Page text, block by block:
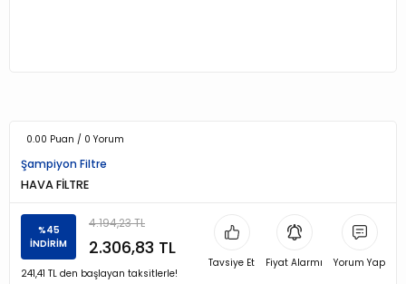
0.00 Puan / 0 Yorum
Şampiyon Filtre
HAVA FİLTRE
%45
İNDİRİM
4.194,23 TL
2.306,83 TL
241,41 TL den başlayan taksitlerle!
Tavsiye Et Fiyat Alarmı Yorum Yap